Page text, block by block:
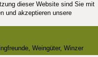
dieser Website sind Sie mit
und akzeptieren unsere
Weingüter, Winzer